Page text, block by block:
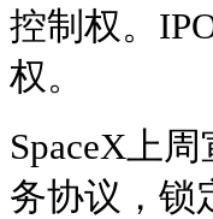
控制权。
权。
SpaceX上
务协议，锁